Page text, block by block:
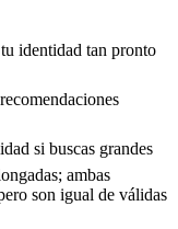
identidad tan pronto
si buscas grandes
ambas
son igual de válidas